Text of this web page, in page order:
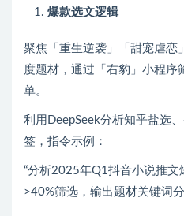
爆款选文逻辑
聚焦「重生逆袭」「甜宠虐恋
度题材，通过「右豹」小程序
单。
利用DeepSeek分析知乎盐选
签，指令示例：
“分析2025年Q1抖音小说推文
>40%筛选，输出题材关键词分